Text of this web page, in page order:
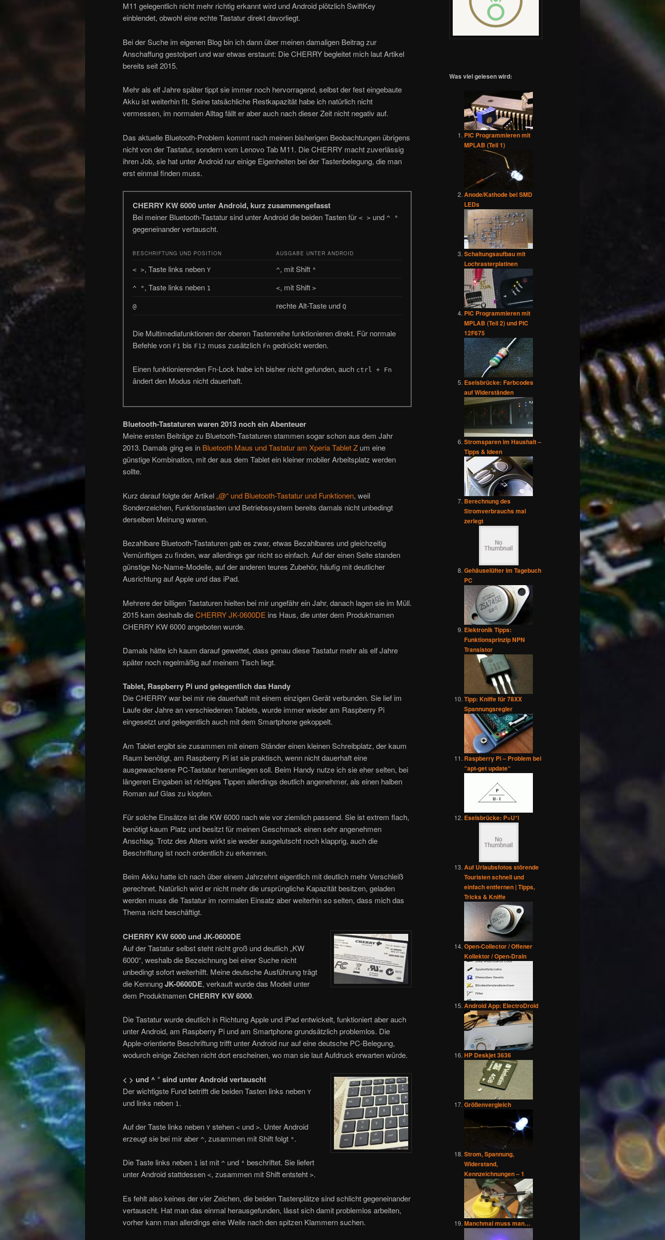
M11 gelegentlich nicht mehr richtig erkannt wird und Android plötzlich SwiftKey
einblendet, obwohl eine echte Tastatur direkt davorliegt.
Bei der Suche im eigenen Blog bin ich dann über meinen damaligen Beitrag zur
Anschaffung gestolpert und war etwas erstaunt: Die CHERRY begleitet mich laut Artikel
bereits seit 2015.
Mehr als elf Jahre später tippt sie immer noch hervorragend, selbst der fest eingebaute
Akku ist weiterhin fit. Seine tatsächliche Restkapazität habe ich natürlich nicht
vermessen, im normalen Alltag fällt er aber auch nach dieser Zeit nicht negativ auf.
Das aktuelle Bluetooth-Problem kommt nach meinen bisherigen Beobachtungen übrigens
nicht von der Tastatur, sondern vom Lenovo Tab M11. Die CHERRY macht zuverlässig
ihren Job, sie hat unter Android nur einige Eigenheiten bei der Tastenbelegung, die man
erst einmal finden muss.
CHERRY KW 6000 unter Android, kurz zusammengefasst
Bei meiner Bluetooth-Tastatur sind unter Android die beiden Tasten für < > und ^ °
gegeneinander vertauscht.
BESCHRIFTUNG UND POSITION AUSGABE UNTER ANDROID
< >, Taste links neben Y ^, mit Shift °
^ ° , Taste links neben 1 <, mit Shift >
@ rechte Alt-Taste und Q
Die Multimediafunktionen der oberen Tastenreihe funktionieren direkt. Für normale
Befehle von F1 bis F12 muss zusätzlich Fn gedrückt werden.
Einen funktionierenden Fn-Lock habe ich bisher nicht gefunden, auch ctrl + Fn
ändert den Modus nicht dauerhaft.
Bluetooth-Tastaturen waren 2013 noch ein Abenteuer
Meine ersten Beiträge zu Bluetooth-Tastaturen stammen sogar schon aus dem Jahr
2013. Damals ging es in Bluetooth Maus und Tastatur am Xperia Tablet Z um eine
günstige Kombination, mit der aus dem Tablet ein kleiner mobiler Arbeitsplatz werden
sollte.
Kurz darauf folgte der Artikel„@“ und Bluetooth-Tastatur und Funktionen, weil
Sonderzeichen, Funktionstasten und Betriebssystem bereits damals nicht unbedingt
derselben Meinung waren.
Bezahlbare Bluetooth-Tastaturen gab es zwar, etwas Bezahlbares und gleichzeitig
Vernünftiges zu finden, war allerdings gar nicht so einfach. Auf der einen Seite standen
günstige No-Name-Modelle, auf der anderen teures Zubehör, häufig mit deutlicher
Ausrichtung auf Apple und das iPad.
Mehrere der billigen Tastaturen hielten bei mir ungefähr ein Jahr, danach lagen sie im Müll.
2015 kam deshalb dieCHERRY JK-0600DE ins Haus, die unter dem Produktnamen
CHERRY KW 6000 angeboten wurde.
Damals hätte ich kaum darauf gewettet, dass genau diese Tastatur mehr als elf Jahre
später noch regelmäßig auf meinem Tisch liegt.
Tablet, Raspberry Pi und gelegentlich das Handy
Die CHERRY war bei mir nie dauerhaft mit einem einzigen Gerät verbunden. Sie lief im
Laufe der Jahre an verschiedenen Tablets, wurde immer wieder am Raspberry Pi
eingesetzt und gelegentlich auch mit dem Smartphone gekoppelt.
Am Tablet ergibt sie zusammen mit einem Ständer einen kleinen Schreibplatz, der kaum
Raum benötigt, am Raspberry Pi ist sie praktisch, wenn nicht dauerhaft eine
ausgewachsene PC-Tastatur herumliegen soll. Beim Handy nutze ich sie eher selten, bei
längeren Eingaben ist richtiges Tippen allerdings deutlich angenehmer, als einen halben
Roman auf Glas zu klopfen.
Für solche Einsätze ist die KW 6000 nach wie vor ziemlich passend. Sie ist extrem flach,
benötigt kaum Platz und besitzt für meinen Geschmack einen sehr angenehmen
Anschlag. Trotz des Alters wirkt sie weder ausgelutscht noch klapprig, auch die
Beschriftung ist noch ordentlich zu erkennen.
Beim Akku hatte ich nach über einem Jahrzehnt eigentlich mit deutlich mehr Verschleiß
gerechnet. Natürlich wird er nicht mehr die ursprüngliche Kapazität besitzen, geladen
werden muss die Tastatur im normalen Einsatz aber weiterhin so selten, dass mich das
Thema nicht beschäftigt.
CHERRY KW 6000 und JK-0600DE
Auf der Tastatur selbst steht nicht groß und deutlich „KW
6000“, weshalb die Bezeichnung bei einer Suche nicht
unbedingt sofort weiterhilft. Meine deutsche Ausführung trägt
die KennungJK-0600DE, verkauft wurde das Modell unter
dem ProduktnamenCHERRY KW 6000.
Die Tastatur wurde deutlich in Richtung Apple und iPad entwickelt, funktioniert aber auch
unter Android, am Raspberry Pi und am Smartphone grundsätzlich problemlos. Die
Apple-orientierte Beschriftung trifft unter Android nur auf eine deutsche PC-Belegung,
wodurch einige Zeichen nicht dort erscheinen, wo man sie laut Aufdruck erwarten würde.
< > und ^ ° sind unter Android vertauscht
Der wichtigste Fund betrifft die beiden Tasten links neben Y
und links neben 1 .
Auf der Taste links neben Y stehen < und >. Unter Android
erzeugt sie bei mir aber ^, zusammen mit Shift folgt ° .
Die Taste links neben 1 ist mit ^ und ° beschriftet. Sie liefert
unter Android stattdessen <, zusammen mit Shift entsteht >.
Es fehlt also keines der vier Zeichen, die beiden Tastenplätze sind schlicht gegeneinander
vertauscht. Hat man das einmal herausgefunden, lässt sich damit problemlos arbeiten,
vorher kann man allerdings eine Weile nach den spitzen Klammern suchen.
Was viel gelesen wird:
PIC Programmieren mit
MPLAB (Teil 1)
Anode/Kathode bei SMD
LEDs
Schaltungsaufbau mit
Lochrasterplatinen
PIC Programmieren mit
MPLAB (Teil 2) und PIC
12F675
Eselsbrücke: Farbcodes
auf Widerständen
Stromsparen im Haushalt –
Tipps & Ideen
Berechnung des
Stromverbrauchs mal
zerlegt
Gehäuselüfter im Tagebuch
PC
Elektronik Tipps:
Funktionsprinzip NPN
Transistor
Tipp: Kniffe für 78XX
Spannungsregler
Raspberry Pi – Problem bei
“apt-get update“
Eselsbrücke: P=U*I
Auf Urlaubsfotos störende
Touristen schnell und
einfach entfernen | Tipps,
Tricks & Kniffe
Open-Collector / Offener
Kollektor / Open-Drain
Android App: ElectroDroid
HP Deskjet 3636
Größenvergleich
Strom, Spannung,
Widerstand,
Kennzeichnungen – 1
Manchmal muss man…